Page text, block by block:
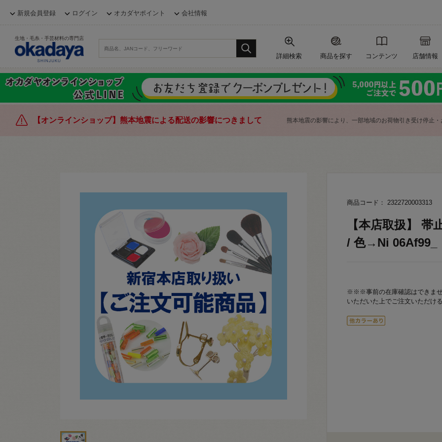
新規会員登録 ログイン オカダヤポイント 会社情報
生地・毛糸・手芸材料の専門店
詳細検索 商品を探す コンテンツ 店舗情報
【オンラインショップ】熊本地震による配送の影響につきまして 熊本地震の影響により、一部地域のお荷物引き受け停止
商品コード： 2322720003313
【本店取扱】
/ 色→Ni 06Af99_
※※※事前の在庫確認はできま
いただいた上でご注文いただけ